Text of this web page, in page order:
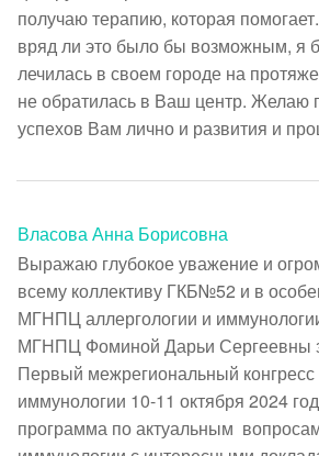
получаю терапию, которая
вряд ли это было бы возможным, я
лечилась в своем городе на
не обратилась в Ваш центр. Желаю
успехов Вам лично и развития и
Власова Анна Борисовна
Выражаю глубокое уважение и
всему коллективу ГКБ№52 и в
МГНПЦ аллергологии и
МГНПЦ Фоминой Дарьи Сергеевны
Первый межрегиональный конгресс
иммунологии 10-11 октября 2024
программа по актуальным